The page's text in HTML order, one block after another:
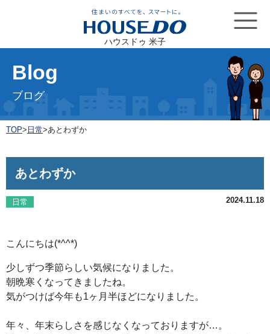
ハウスドゥ 米子
Blog
ブログ
TOP> 日常>あとわずか
あとわずか
日常 2024.11.18
こんにちは(*^^*)
少しずつ季節らしい気候になりました。
朝晩寒くなってきましたね。
気がつけば今年も1ヶ月半ほどになりました。
年々、年末らしさを感じなくなっておりますが…。